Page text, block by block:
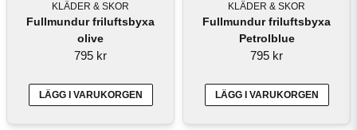
KLÄDER & SKOR
Fullmundur friluftsbyxa
olive
795 kr
LÄGG I VARUKORGEN
KLÄDER & SKOR
Fullmundur friluftsbyxa
Petrolblue
795 kr
LÄGG I VARUKORGEN